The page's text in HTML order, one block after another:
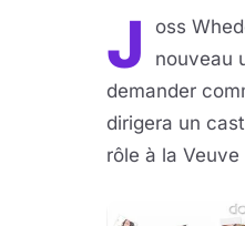
J oss
nouveau
demander
dirigera un
rôle à la